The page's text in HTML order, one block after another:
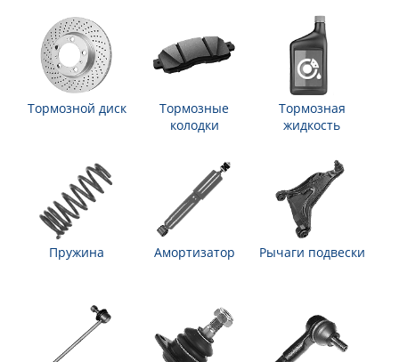
Тормозной диск
Тормозные
колодки
Тормозная
жидкость
Пружина Амортизатор Рычаги подвески